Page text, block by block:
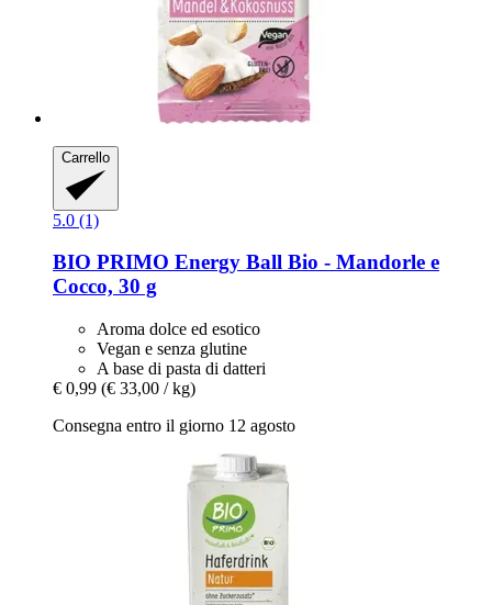
Carrello
5.0 (1)
BIO PRIMO Energy Ball Bio -​ Mandorle e
Cocco, 30 g
Aroma dolce ed esotico
Vegan e senza glutine
A base di pasta di datteri
€ 0,99 (€ 33,00 / kg)
Consegna entro il giorno 12 agosto